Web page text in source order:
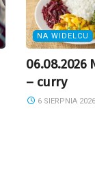
NA WIDELCU
06.08.2026
– curry
6 SIERPNIA 2026